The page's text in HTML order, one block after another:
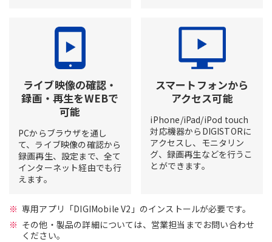
ライブ映像の確認・
録画・再生をWEBで
可能
PCからブラウザを通し
て、ライブ映像の確認から
録画再生、設定まで、全て
インターネット経由でも行
えます。
スマートフォンから
アクセス可能
iPhone/iPad/iPod touch
対応機器からDIGISTORに
アクセスし、モニタリン
グ、録画再生などを行うこ
とができます。
専用アプリ「DIGIMobile V2」のインストールが必要です。
その他・製品の詳細については、営業担当までお問い合わせ
ください。